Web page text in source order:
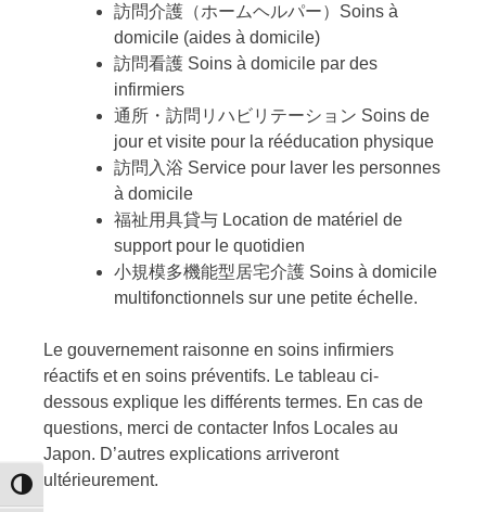
Passer en contraste élevé
訪問介護（ホームヘルパー）Soins à
domicile (aides à domicile)
訪問看護 Soins à domicile par des
infirmiers
通所・訪問リハビリテーション Soins de
jour et visite pour la rééducation physique
訪問入浴 Service pour laver les personnes
à domicile
福祉用具貸与 Location de matériel de
support pour le quotidien
小規模多機能型居宅介護 Soins à domicile
multifonctionnels sur une petite échelle.
Le gouvernement raisonne en soins infirmiers
réactifs et en soins préventifs. Le tableau ci-
dessous explique les différents termes. En cas de
questions, merci de contacter Infos Locales au
Japon. D’autres explications arriveront
ultérieurement.